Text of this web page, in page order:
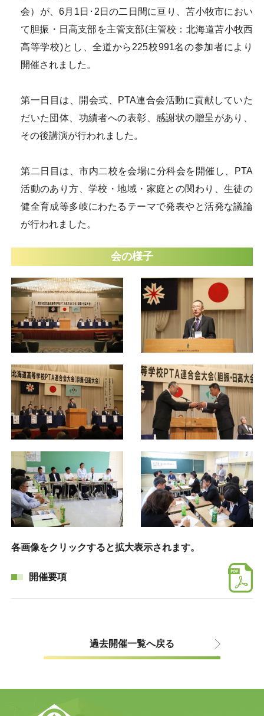
会）が、6月1日･2日の二日間に亘り、苫小牧市におい
て胆振・日高支部を主管支部(主管校：北海道苫小牧西
高等学校)とし、全道から225校991名の参加者により
開催されました。
第一日目は、開会式、PTA連合会活動に貢献していた
だいた団体、功績者への表彰、感謝状の贈呈があり、
その後講演が行われました。
第二日目は、市内二校を会場に分科会を開催し、PTA
活動のあり方、学校・地域・家庭との関わり、生徒の
健全育成等多岐にわたるテーマで発表やと活発な議論
が行われました。
会の様子
各画像をクリックすると拡大表示されます。
開催要項
過去開催一覧へ戻る